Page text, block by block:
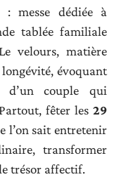
: messe dédiée à
tablée familiale
velours, matière
évoquant
d’un couple qui
fêter les 29
l’on sait entretenir
transformer
trésor affectif.